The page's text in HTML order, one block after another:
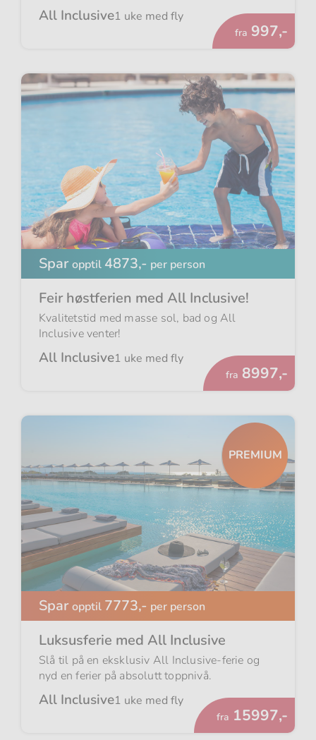
All Inclusive1 uke med fly
fra Fra
997,-
Sparopptil 4873,- per person
Feir høstferien med All Inclusive!
Kvalitetstid med masse sol, bad og All
Inclusive venter!
All Inclusive1 uke med fly
fra Fra
8997,-
PREMIUM
Sparopptil 7773,- per person
Luksusferie med All Inclusive
Slå til på en eksklusiv All Inclusive-ferie og
nyd en ferier på absolutt toppnivå.
All Inclusive1 uke med fly
fra Fra
15997,-